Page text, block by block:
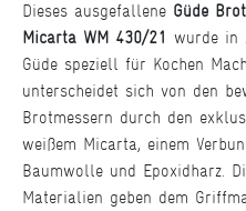
Dieses ausgefallene Güde
Micarta WM 430/21 wurde in
Güde speziell für Kochen
unterscheidet sich von den
Brotmessern durch den
weißem Micarta, einem
Baumwolle und Epoxidharz.
Materialien geben dem